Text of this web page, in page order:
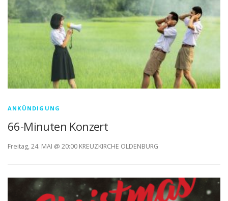
ANKÜNDIGUNG
66-Minuten Konzert
Freitag, 24. MAI @ 20:00 KREUZKIRCHE OLDENBURG